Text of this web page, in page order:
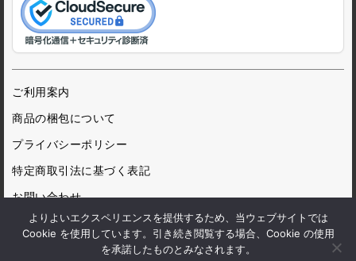
ご利用案内
商品の梱包について
プライバシーポリシー
特定商取引法に基づく表記
お問い合わせ
よりよいエクスペリエンスを提供するため、当ウェブサイトでは
Cookie を使用しています。引き続き閲覧する場合、Cookie の使用
を承諾したものとみなされます。